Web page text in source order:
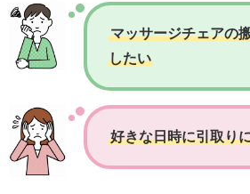
マッサージチェアの
したい
好きな日時に引取り